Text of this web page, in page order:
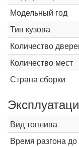
Модельный год
Тип кузова
Количество
Количество мест
Страна сборки
Вид топлива
Время разгона